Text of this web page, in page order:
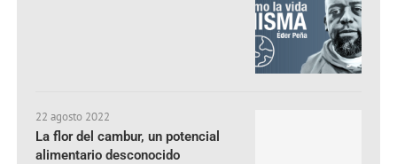
22 agosto 2022
La flor del cambur, un potencial
alimentario desconocido